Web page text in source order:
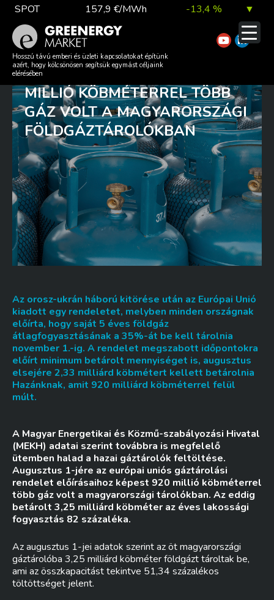
Skip
content
SPOT 157,9 €/MWh -13,4 % ▼
TTF DA 56,1 €/MWh 7,0 % ▲
EUA 81,9 €/t 1,0 % ▲
DAX index 26 140,13 0,1 % ▲
EUR árfolyam 363,03 Ft 0,2 % ▲
Hosszú távú emberi és üzleti kapcsolatokat építünk
azért, hogy kölcsönösen segítsük egymást céljaink
elérésében
AUGUSZTUS 1-JÉN AZ UNIÓS
ELŐÍRÁSOKHOZ KÉPEST 920
MILLIÓ KÖBMÉTERREL TÖBB
GÁZ VOLT A MAGYARORSZÁGI
FÖLDGÁZTÁROLÓKBAN
Az orosz-ukrán háború kitörése után az Európai Unió
kiadott egy rendeletet, melyben minden országnak
előírta, hogy saját 5 éves földgáz
átlagfogyasztásának a 35%-át be kell tárolnia
november 1.-ig. A rendelet megszabott időpontokra
előírt minimum betárolt mennyiséget is, augusztus
elsejére 2,33 milliárd köbmétert kellett betárolnia
Hazánknak, amit 920 milliárd köbméterrel felül
múlt.
A Magyar Energetikai és Közmű-szabályozási Hivatal
(MEKH) adatai szerint továbbra is megfelelő
ütemben halad a hazai gáztárolók feltöltése.
Augusztus 1-jére az európai uniós gáztárolási
rendelet előírásaihoz képest 920 millió köbméterrel
több gáz volt a magyarországi tárolókban. Az eddig
betárolt 3,25 milliárd köbméter az éves lakossági
fogyasztás 82 százaléka.
Az augusztus 1-jei adatok szerint az öt magyarországi
gáztárolóba 3,25 milliárd köbméter földgázt tároltak be,
ami az összkapacitást tekintve 51,34 százalékos
töltöttséget jelent.